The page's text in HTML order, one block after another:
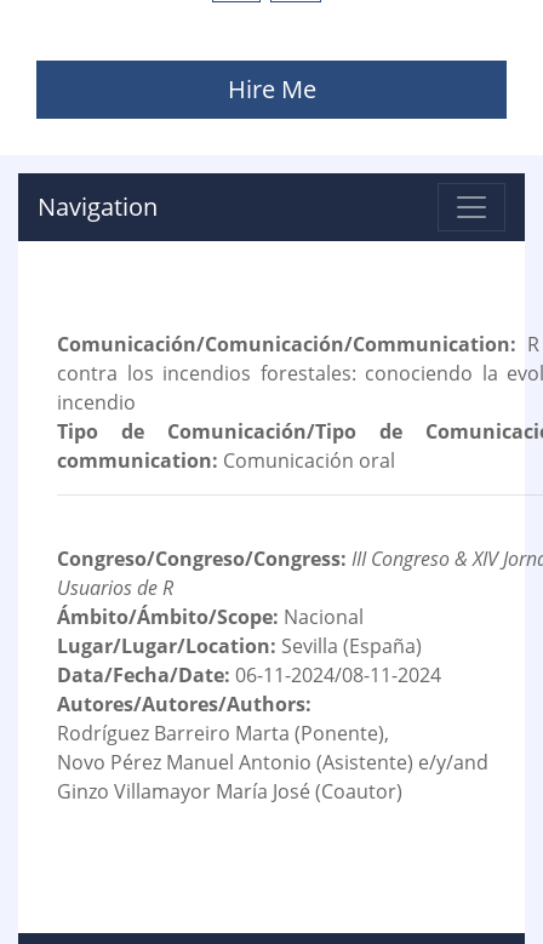
Hire Me
Navigation
Comunicación/Comunicación/Communication:
contra los incendios forestales: conociendo la
incendio
Tipo de Comunicación/Tipo de
communication: Comunicación oral
Congreso/Congreso/Congress: III Congreso & XIV
Usuarios de R
Ámbito/Ámbito/Scope: Nacional
Lugar/Lugar/Location: Sevilla (España)
Data/Fecha/Date: 06-11-2024/08-11-2024
Autores/Autores/Authors:
Rodríguez Barreiro Marta (Ponente),
Novo Pérez Manuel Antonio (Asistente) e/y/and
Ginzo Villamayor María José (Coautor)